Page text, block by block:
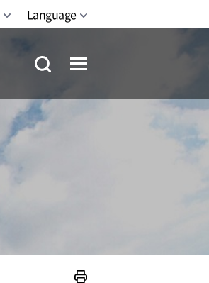
Language